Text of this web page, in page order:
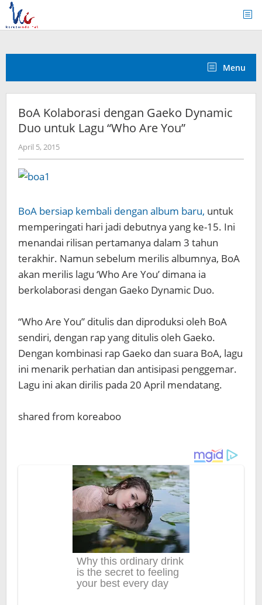
Skip
content
Menu
BoA Kolaborasi dengan Gaeko Dynamic
Duo untuk Lagu “Who Are You”
April 5, 2015by
Koreanindo
BoA bersiap kembali dengan album baru, untuk
memperingati hari jadi debutnya yang ke-15. Ini
menandai rilisan pertamanya dalam 3 tahun
terakhir. Namun sebelum merilis albumnya, BoA
akan merilis lagu ‘Who Are You’ dimana ia
berkolaborasi dengan Gaeko Dynamic Duo.
“Who Are You” ditulis dan diproduksi oleh BoA
sendiri, dengan rap yang ditulis oleh Gaeko.
Dengan kombinasi rap Gaeko dan suara BoA, lagu
ini menarik perhatian dan antisipasi penggemar.
Lagu ini akan dirilis pada 20 April mendatang.
shared from koreaboo